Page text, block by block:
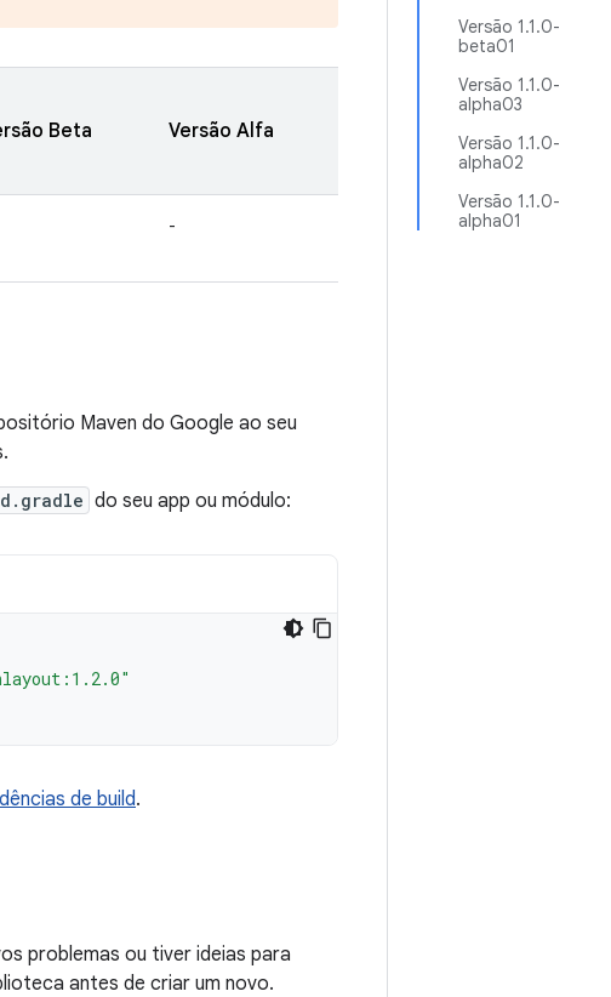
Versão 1.1.0-
beta01
Versão 1.1.0-
alpha03
Versão 1.1.0-
alpha02
Versão 1.1.0-
alpha01
Beta Versão Alfa
-
Maven do Google ao seu
do seu app ou módulo:
de build.
problemas ou tiver ideias para
antes de criar um novo.